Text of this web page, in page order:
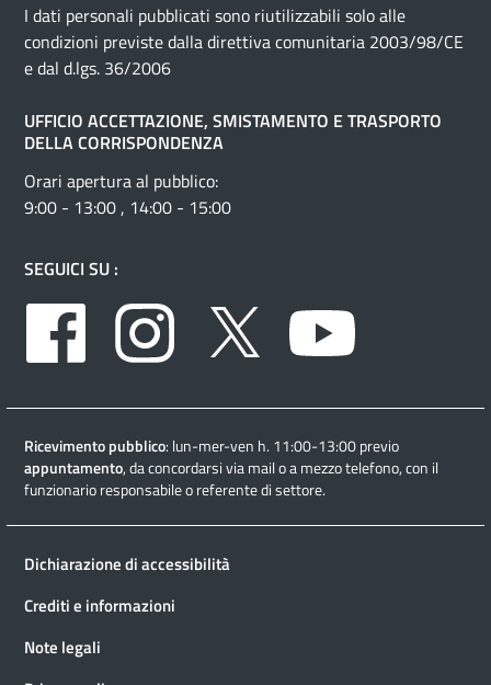
I dati personali pubblicati sono riutilizzabili solo alle
condizioni previste dalla direttiva comunitaria 2003/98/CE
e dal d.lgs. 36/2006
UFFICIO ACCETTAZIONE, SMISTAMENTO E TRASPORTO
DELLA CORRISPONDENZA
Orari apertura al pubblico:
9:00 - 13:00 , 14:00 - 15:00
SEGUICI SU :
Facebook
Instagram Twitter
Ricevimento pubblico: lun-mer-ven h. 11:00-13:00 previo
appuntamento, da concordarsi via mail o a mezzo telefono, con il
funzionario responsabile o referente di settore.
Dichiarazione di accessibilità
Crediti e informazioni
Note legali